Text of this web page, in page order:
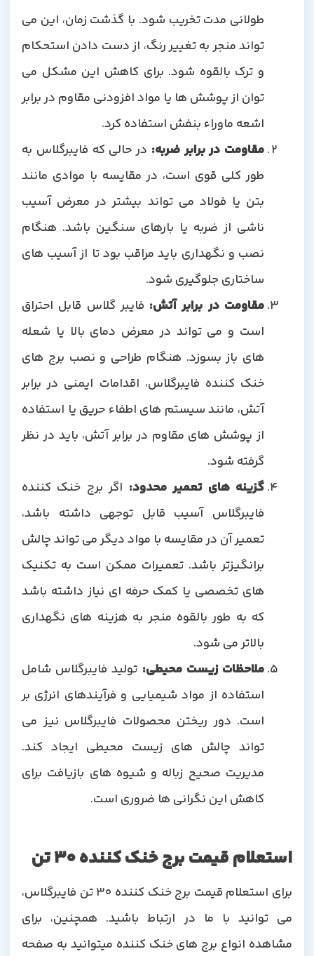
طولانی مدت تخریب شود. با گذشت زمان، این می
تواند منجر به تغییر رنگ، از دست دادن استحکام
و ترک بالقوه شود. برای کاهش این مشکل می
توان از پوشش ها یا مواد افزودنی مقاوم در برابر
اشعه ماوراء بنفش استفاده کرد.
مقاومت در برابر ضربه:در حالی که فایبرگلاس به
طور کلی قوی است، در مقایسه با موادی مانند
بتن یا فولاد می تواند بیشتر در معرض آسیب
ناشی از ضربه یا بارهای سنگین باشد. هنگام
نصب و نگهداری باید مراقب بود تا از آسیب های
ساختاری جلوگیری شود.
مقاومت در برابر آتش:فایبر گلاس قابل احتراق
است و می تواند در معرض دمای بالا یا شعله
های باز بسوزد. هنگام طراحی و نصب برج های
خنک کننده فایبرگلاس، اقدامات ایمنی در برابر
آتش، مانند سیستم های اطفاء حریق یا استفاده
از پوشش های مقاوم در برابر آتش، باید در نظر
گرفته شود.
گزینه های تعمیر محدود:اگر برج خنک کننده
فایبرگلاس آسیب قابل توجهی داشته باشد،
تعمیر آن در مقایسه با مواد دیگر می تواند چالش
برانگیزتر باشد. تعمیرات ممکن است به تکنیک
های تخصصی یا کمک حرفه ای نیاز داشته باشد
که به طور بالقوه منجر به هزینه های نگهداری
بالاتر می شود.
ملاحظات زیست محیطی:تولید فایبرگلاس شامل
استفاده از مواد شیمیایی و فرآیندهای انرژی بر
است. دور ریختن محصولات فایبرگلاس نیز می
تواند چالش های زیست محیطی ایجاد کند.
مدیریت صحیح زباله و شیوه های بازیافت برای
کاهش این نگرانی ها ضروری است.
استعلام قیمت برج خنک کننده 30 تن
برای استعلام قیمت برج خنک کننده 30 تن فایبرگلاس،
می توانید با ما در ارتباط باشید. همچنین، برای
مشاهده انواع برج های خنک کننده میتوانید به صفحه